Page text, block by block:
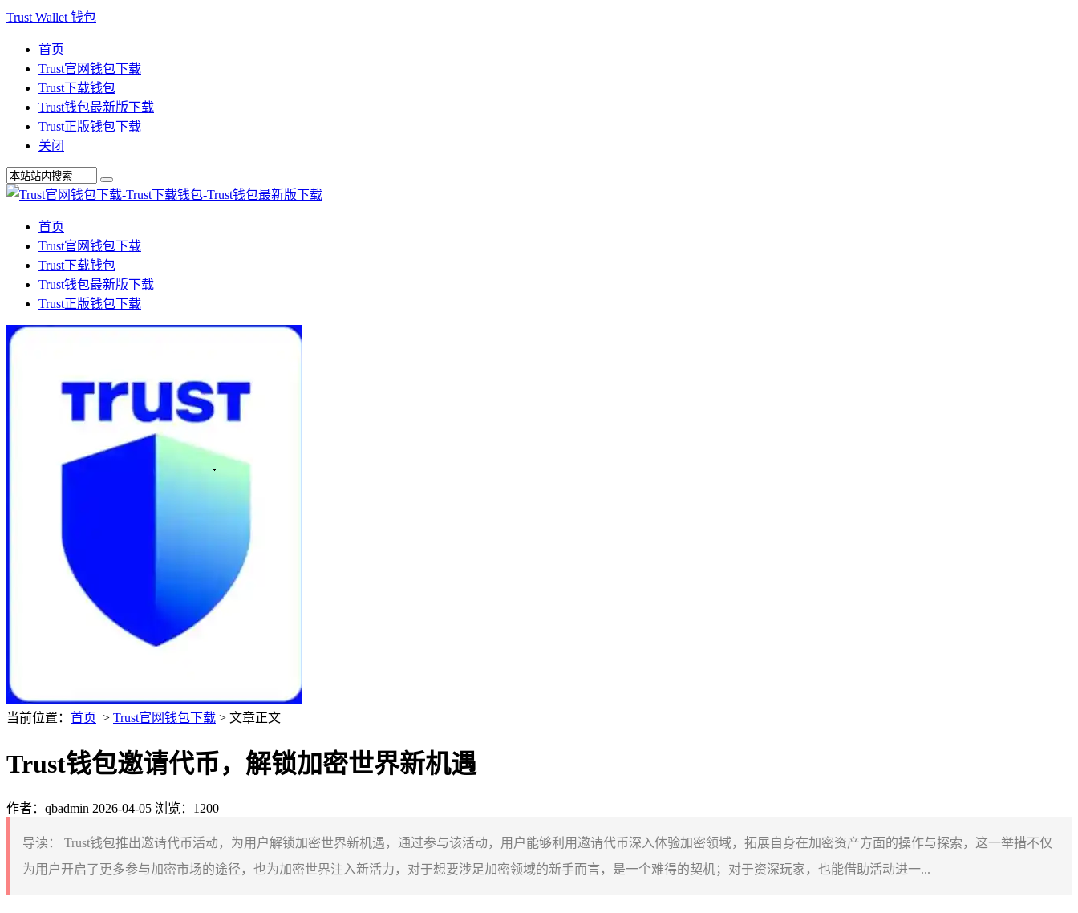
Trust Wallet 钱包
首页
Trust官网钱包下载
Trust下载钱包
Trust钱包最新版下载
Trust正版钱包下载
关闭
首页
Trust官网钱包下载
Trust下载钱包
Trust钱包最新版下载
Trust正版钱包下载
当前位置： 首页 > Trust官网钱包下载 > 文章正文
Trust钱包邀请代币，解锁加密世界新机遇
作者：qbadmin 2026-04-05 浏览：1200
导读：
Trust钱包推出邀请代币活动，为用户解锁加密世界新机遇，通过参与该活动，用户能够利用邀请代币深入体验加密领域，拓展自身在加密资产方面的操作与探索，这一举措不仅
为用户开启了更多参与加密市场的途径，也为加密世界注入新活力，对于想要涉足加密领域的新手而言，是一个难得的契机；对于资深玩家，也能借助活动进一...